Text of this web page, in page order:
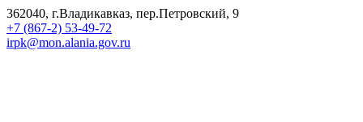
362040, г.Владикавказ, пер.Петровский, 9
+7 (867-2) 53-49-72
irpk@mon.alania.gov.ru